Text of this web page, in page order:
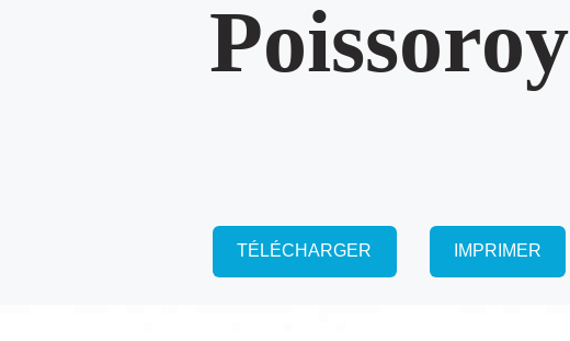
Poissoroy
TÉLÉCHARGER IMPRIMER